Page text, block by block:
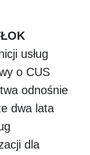
usług
o CUS
odnośnie
dwa lata
dla